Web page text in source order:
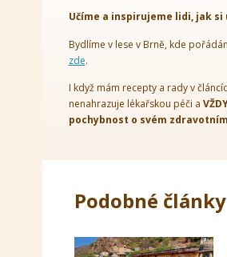
Učíme a inspirujeme lidi, jak si
Bydlíme v lese v Brně, kde
zde.
I když mám recepty a rady v
nenahrazuje lékařskou péči a
pochybnost o svém
Podobné články